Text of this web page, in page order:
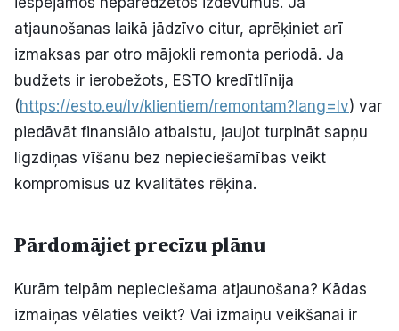
atjaunošanas laikā jādzīvo citur, aprēķiniet arī
izmaksas par otro mājokli remonta periodā. Ja
budžets ir ierobežots, ESTO kredītlīnija
(https://esto.eu/lv/klientiem/remontam?lang=lv) var
piedāvāt finansiālo atbalstu, ļaujot turpināt sapņu
ligzdiņas vīšanu bez nepieciešamības veikt
kompromisus uz kvalitātes rēķina.
Pārdomājiet precīzu plānu
Kurām telpām nepieciešama atjaunošana? Kādas
izmaiņas vēlaties veikt? Vai izmaiņu veikšanai ir